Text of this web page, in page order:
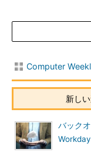
Computer
新し
バック